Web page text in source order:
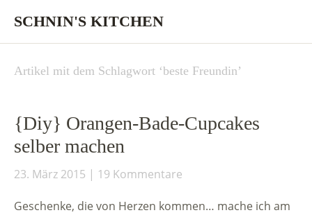
SCHNIN'S KITCHEN
Artikel mit dem Schlagwort ‘beste Freundin’
{Diy} Orangen-Bade-Cupcakes
selber machen
23. März 2015 19 Kommentare
Geschenke, die von Herzen kommen… mache ich am